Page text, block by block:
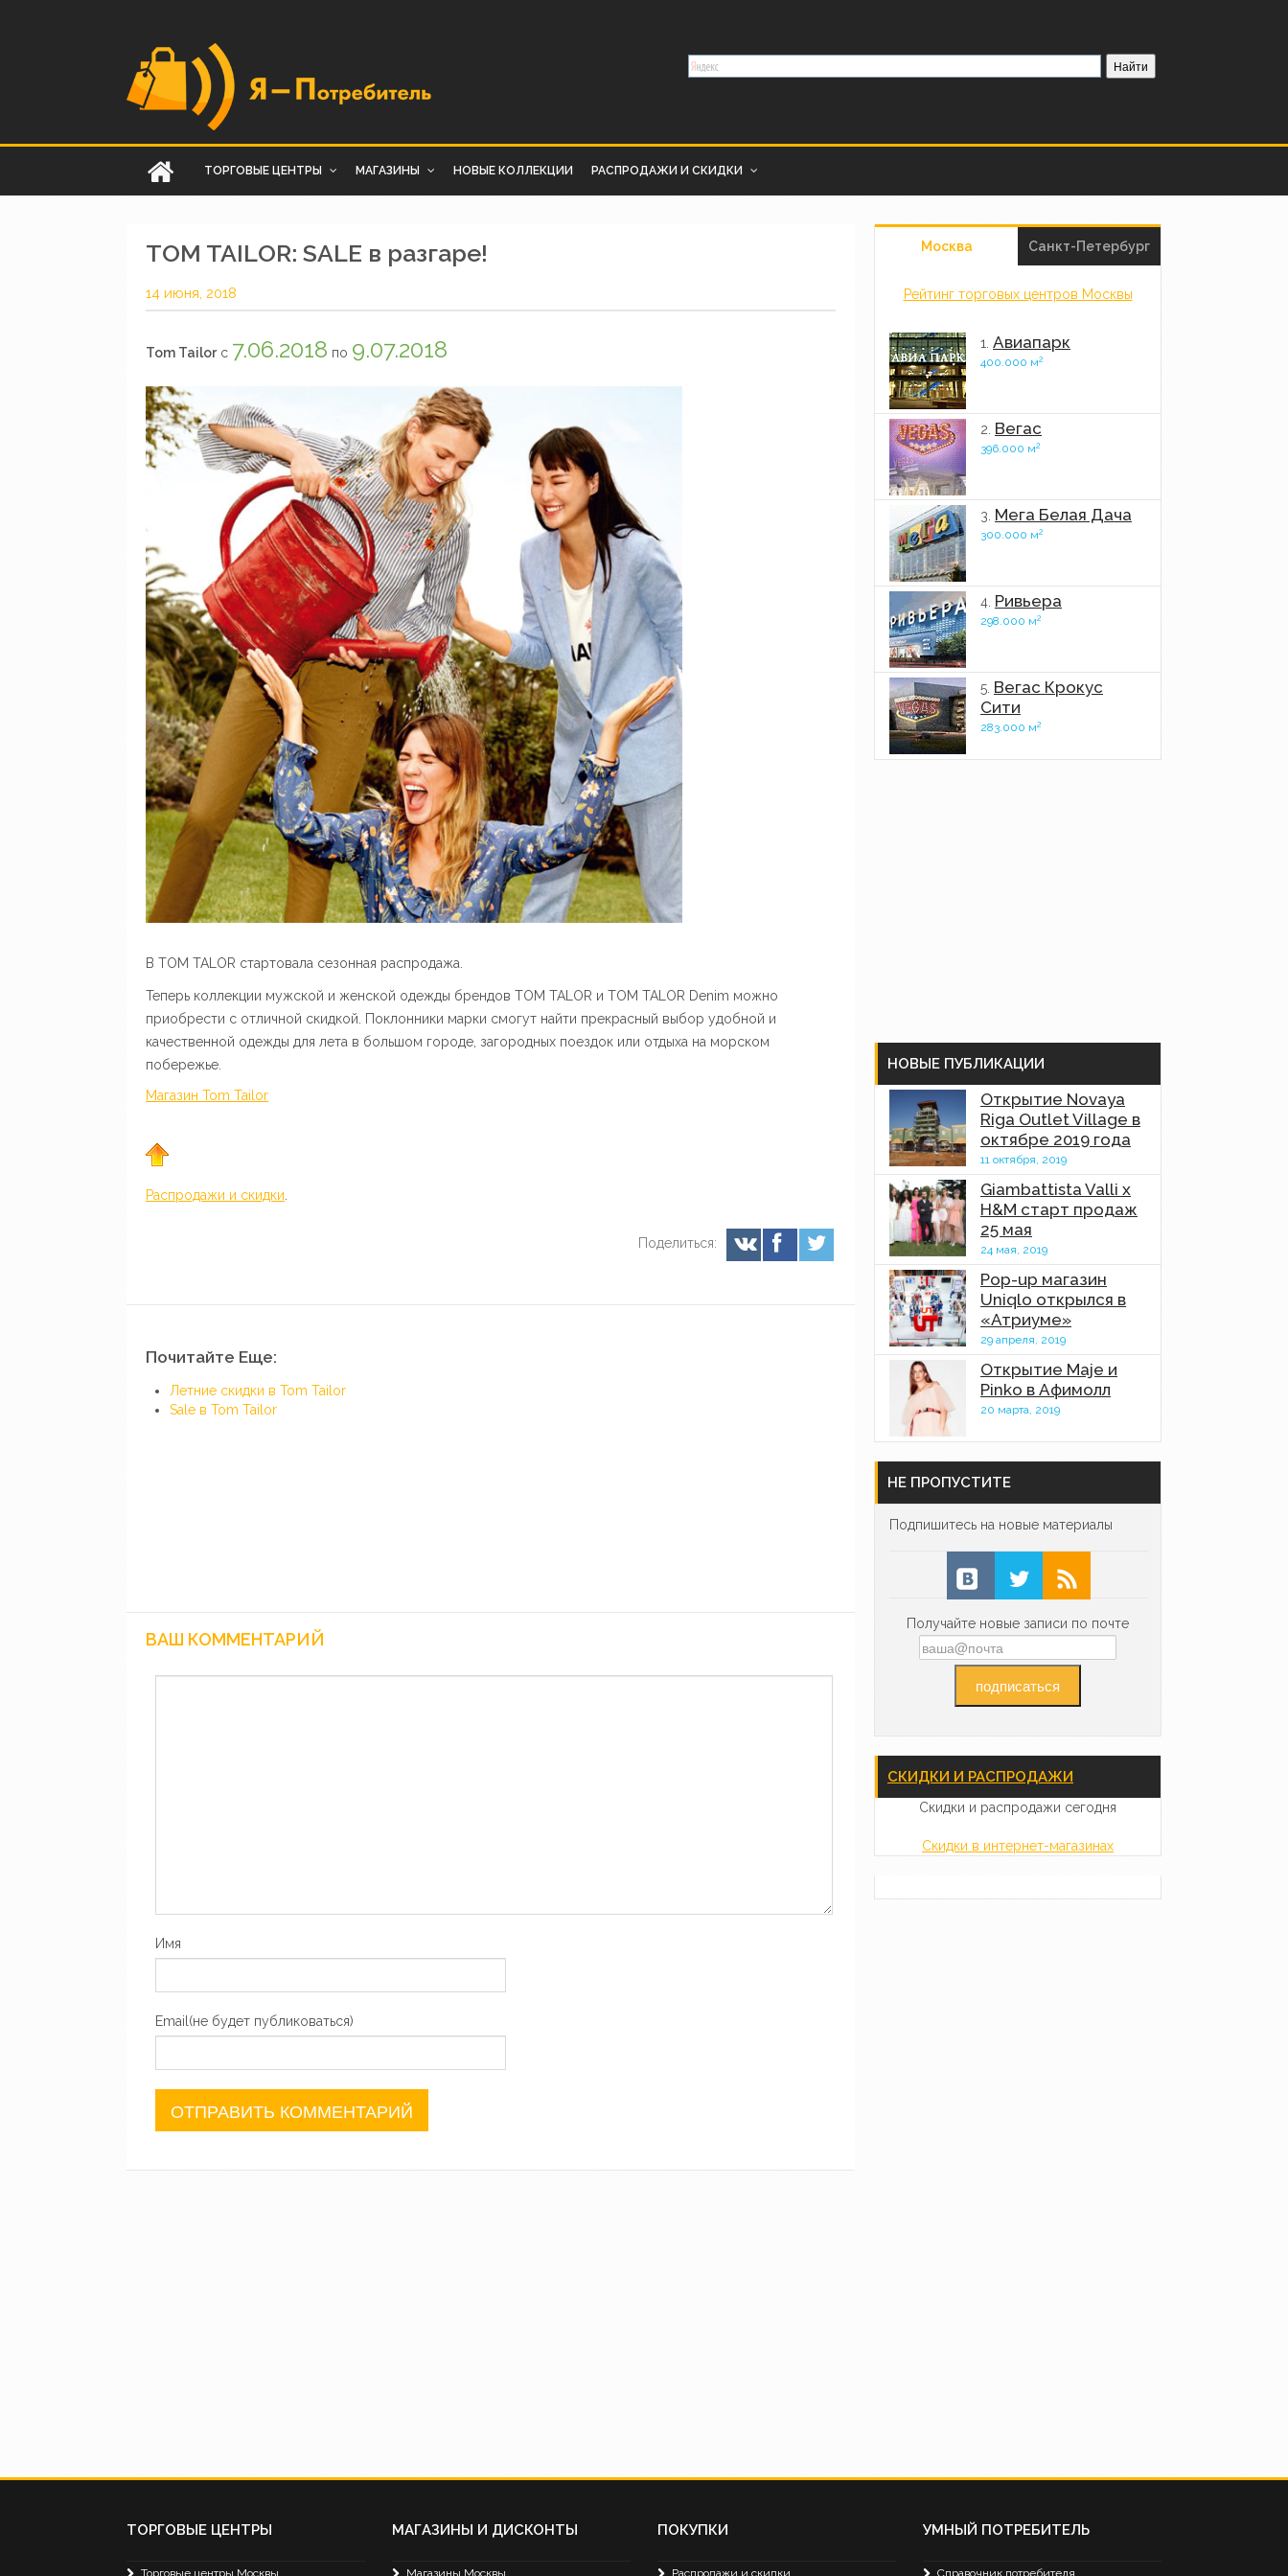
ТОРГОВЫЕ ЦЕНТРЫ МАГАЗИНЫ НОВЫЕ КОЛЛЕКЦИИ РАСПРОДАЖИ И СКИДКИ
TOM TAILOR: SALE в разгаре!
14 июня, 2018
Tom Tailorс 7.06.2018 по 9.07.2018
В TOM TALOR стартовала сезонная распродажа.
Теперь коллекции мужской и женской одежды брендов TOM TALOR и TOM TALOR Denim можно
приобрести с отличной скидкой. Поклонники марки смогут найти прекрасный выбор удобной и
качественной одежды для лета в большом городе, загородных поездок или отдыха на морском
побережье.
Магазин Tom Tailor
Распродажи и скидки
Поделиться:
Почитайте Еще:
Летние скидки в Tom Tailor
Sale в Tom Tailor
ВАШ КОММЕНТАРИЙ
Имя
Email(не будет публиковаться)
Москва Санкт-Петербург
Рейтинг торговых центров Москвы
1. Авиапарк
400.000 м2
2. Вегас
396.000 м2
3. Мега Белая Дача
300.000 м2
4. Ривьера
298.000 м2
5. Вегас Крокус
Сити
283.000 м2
НОВЫЕ ПУБЛИКАЦИИ
Открытие Novaya
Riga Outlet Village в
октябре 2019 года
11 октября, 2019
Giambattista Valli x
H&M старт продаж
25 мая
24 мая, 2019
Pop-up магазин
Uniqlo открылся в
«Атриуме»
29 апреля, 2019
Открытие Maje и
Pinko в Афимолл
20 марта, 2019
НЕ ПРОПУСТИТЕ
Подпишитесь на новые материалы
Получайте новые записи по почте
СКИДКИ И РАСПРОДАЖИ
Скидки и распродажи сегодня
Скидки в интернет-магазинах
ТОРГОВЫЕ ЦЕНТРЫ
Торговые центры Москвы
МАГАЗИНЫ И ДИСКОНТЫ
Магазины Москвы
ПОКУПКИ
Распродажи и скидки
УМНЫЙ ПОТРЕБИТЕЛЬ
Справочник потребителя